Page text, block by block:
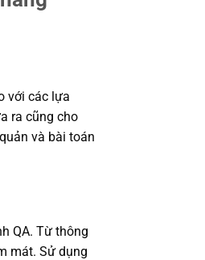
với các lựa
ra cũng cho
và bài toán
QA. Từ thông
mát. Sử dụng